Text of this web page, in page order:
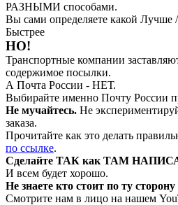
РАЗНЫМИ способами.
Вы сами определяете какой Лучше
Быстрее
НО!
Транспортные компании
содержимое посылки.
А Почта России - НЕТ.
Выбирайте именно Почту России
Не мучайтесь. Не
заказа.
Прочитайте как это делать
по ссылке.
Сделайте ТАК как ТАМ
И всем будет хорошо.
Не знаете кто стоит по ту сторону
Смотрите нам в лицо на нашем